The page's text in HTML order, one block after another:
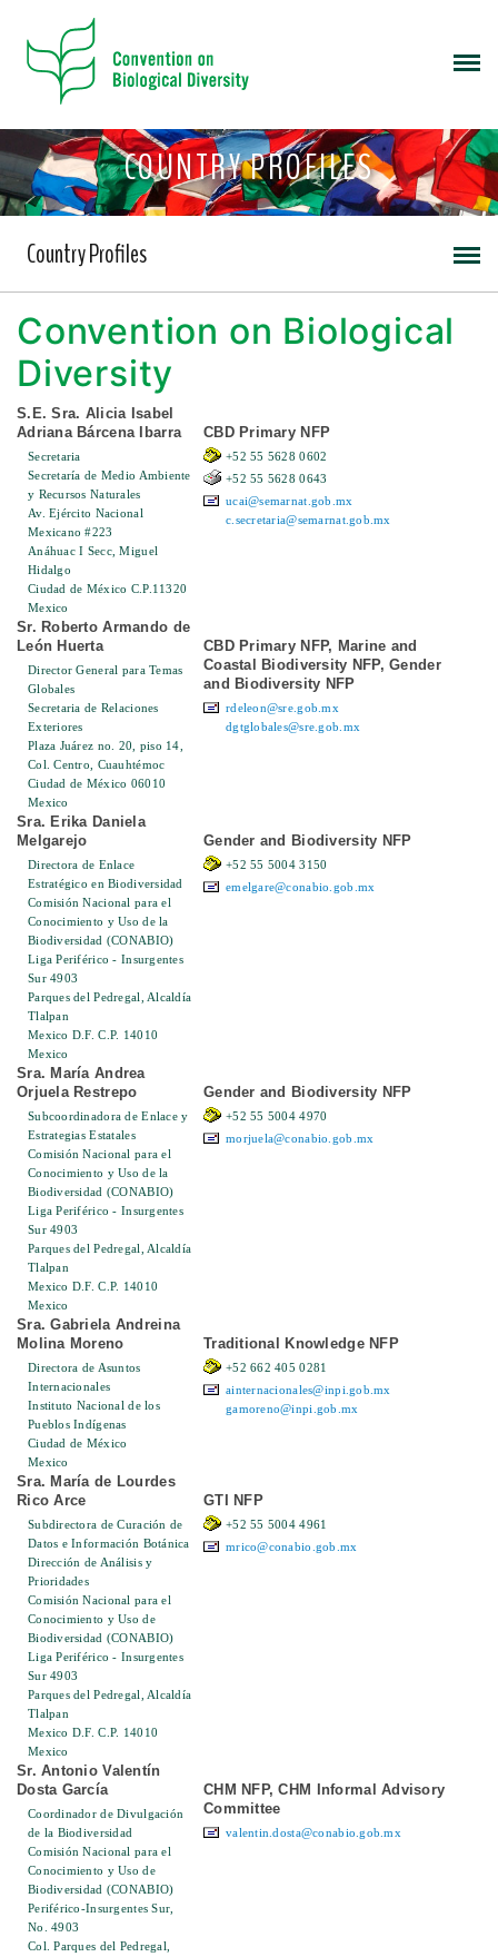
COUNTRY PROFILES
Country Profiles
Convention on Biological
Diversity
S.E. Sra. Alicia Isabel
Adriana Bárcena Ibarra
Secretaria
Secretaría de Medio Ambiente
y Recursos Naturales
Av. Ejército Nacional
Mexicano #223
Anáhuac I Secc, Miguel
Hidalgo
Ciudad de México C.P.11320
Mexico
CBD Primary NFP
+52 55 5628 0602
+52 55 5628 0643
ucai@semarnat.gob.mx
c.secretaria@semarnat.gob.mx
Sr. Roberto Armando de
León Huerta
Director General para Temas
Globales
Secretaria de Relaciones
Exteriores
Plaza Juárez no. 20, piso 14,
Col. Centro, Cuauhtémoc
Ciudad de México 06010
Mexico
CBD Primary NFP, Marine and
Coastal Biodiversity NFP, Gender
and Biodiversity NFP
rdeleon@sre.gob.mx
dgtglobales@sre.gob.mx
Sra. Erika Daniela
Melgarejo
Directora de Enlace
Estratégico en Biodiversidad
Comisión Nacional para el
Conocimiento y Uso de la
Biodiversidad (CONABIO)
Liga Periférico - Insurgentes
Sur 4903
Parques del Pedregal, Alcaldía
Tlalpan
Mexico D.F. C.P. 14010
Mexico
Gender and Biodiversity NFP
+52 55 5004 3150
emelgare@conabio.gob.mx
Sra. María Andrea
Orjuela Restrepo
Subcoordinadora de Enlace y
Estrategias Estatales
Comisión Nacional para el
Conocimiento y Uso de la
Biodiversidad (CONABIO)
Liga Periférico - Insurgentes
Sur 4903
Parques del Pedregal, Alcaldía
Tlalpan
Mexico D.F. C.P. 14010
Mexico
Gender and Biodiversity NFP
+52 55 5004 4970
morjuela@conabio.gob.mx
Sra. Gabriela Andreina
Molina Moreno
Directora de Asuntos
Internacionales
Instituto Nacional de los
Pueblos Indígenas
Ciudad de México
Mexico
Traditional Knowledge NFP
+52 662 405 0281
ainternacionales@inpi.gob.mx
gamoreno@inpi.gob.mx
Sra. María de Lourdes
Rico Arce
Subdirectora de Curación de
Datos e Información Botánica
Dirección de Análisis y
Prioridades
Comisión Nacional para el
Conocimiento y Uso de
Biodiversidad (CONABIO)
Liga Periférico - Insurgentes
Sur 4903
Parques del Pedregal, Alcaldía
Tlalpan
Mexico D.F. C.P. 14010
Mexico
GTI NFP
+52 55 5004 4961
mrico@conabio.gob.mx
Sr. Antonio Valentín
Dosta García
Coordinador de Divulgación
de la Biodiversidad
Comisión Nacional para el
Conocimiento y Uso de
Biodiversidad (CONABIO)
Periférico-Insurgentes Sur,
No. 4903
Col. Parques del Pedregal,
CHM NFP, CHM Informal Advisory
Committee
valentin.dosta@conabio.gob.mx